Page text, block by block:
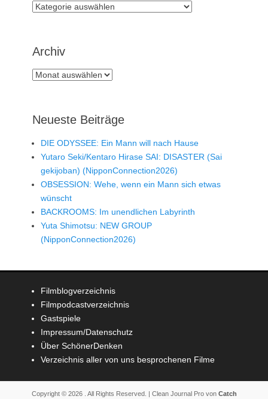
Rubriken
Archiv
Archiv
Neueste Beiträge
DIE ODYSSEE: Ein Mann will nach Hause
Yutaro Seki/Kentaro Hirase SAI: DISASTER (Sai
gekijoban) (NipponConnection2026)
OBSESSION: Wehe, wenn ein Mann sich etwas
wünscht
BACKROOMS: Im unendlichen Labyrinth
Yuta Shimotsu: NEW GROUP
(NipponConnection2026)
Filmblogverzeichnis
Filmpodcastverzeichnis
Gastspiele
Impressum/Datenschutz
Über SchönerDenken
Verzeichnis aller von uns besprochenen Filme
Copyright © 2026 . All Rights Reserved. | Clean Journal Pro von Catch